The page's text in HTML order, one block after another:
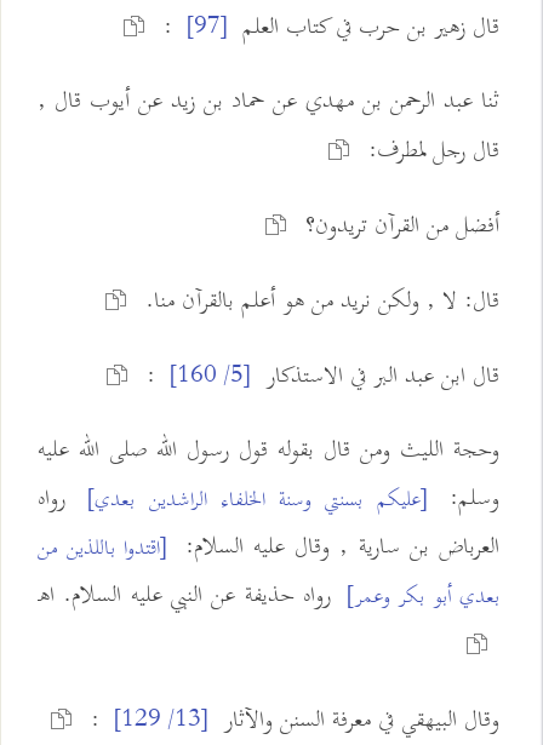
قال زهير بن حرب في كتاب العلم [97]
:
ثنا عبد الرحمن بن مهدي عن حماد بن زيد عن أيوب قال ,
قال رجل لمطرف:
أفضل من القرآن تريدون؟
قال: لا , ولكن نريد من هو أعلم بالقرآن منا.
قال ابن عبد البر في الاستذكار [5/ 160]
:
وحجة الليث ومن قال بقوله قول رسول الله صلى الله عليه
وسلم: [عليكم بسنتي وسنة الخلفاء الراشدين بعدي] رواه
العرباض بن سارية , وقال عليه السلام: [اقتدوا باللذين من
بعدي أبو بكر وعمر] رواه حذيفة عن النبي عليه السلام. اهـ
وقال البيهقي في معرفة السنن والآثار [13/ 129]
: